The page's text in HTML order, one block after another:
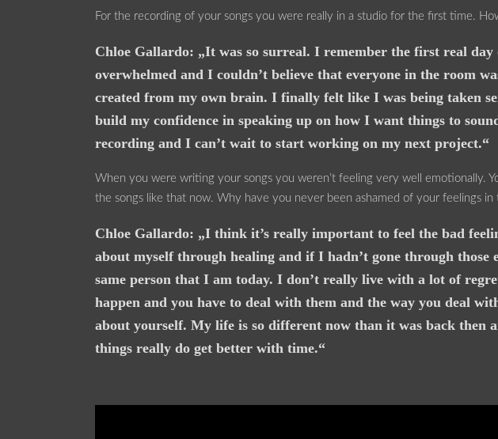
For the recording of your songs you were really in a studio for the first time.
Chloe Gallardo: „It was so surreal. I remember the first real
overwhelmed and I couldn’t believe that everyone in the room
created from my own brain. I finally felt like I was being taken
build my confidence in speaking up on how I want things to
recording and I can’t wait to start working on my next project.“
When you were writing your songs you weren’t feeling very well emotionally.
the songs like that now. Why have you never been ashamed of your feelings in
Chloe Gallardo: „I think it’s really important to feel the bad
about myself through healing and if I hadn’t gone through those
same person that I am today. I don’t really live with a lot of
happen and you have to deal with them and the way you deal
about yourself. My life is so different now than it was back then
things really do get better with time.“